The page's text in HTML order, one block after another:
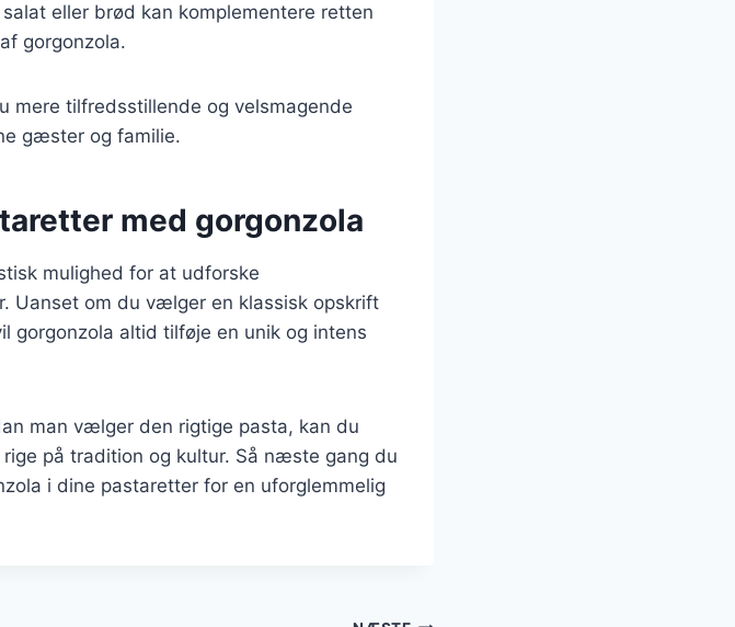
salat eller brød kan komplementere retten
gorgonzola.
mere tilfredsstillende og velsmagende
gæster og familie.
med gorgonzola
mulighed for at udforske
Uanset om du vælger en klassisk opskrift
gorgonzola altid tilføje en unik og intens
man vælger den rigtige pasta, kan du
på tradition og kultur. Så næste gang du
i dine pastaretter for en uforglemmelig